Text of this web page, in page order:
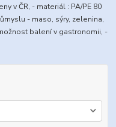
v ČR, - materiál : PA/PE 80
- maso, sýry, zelenina,
balení v gastronomii, -